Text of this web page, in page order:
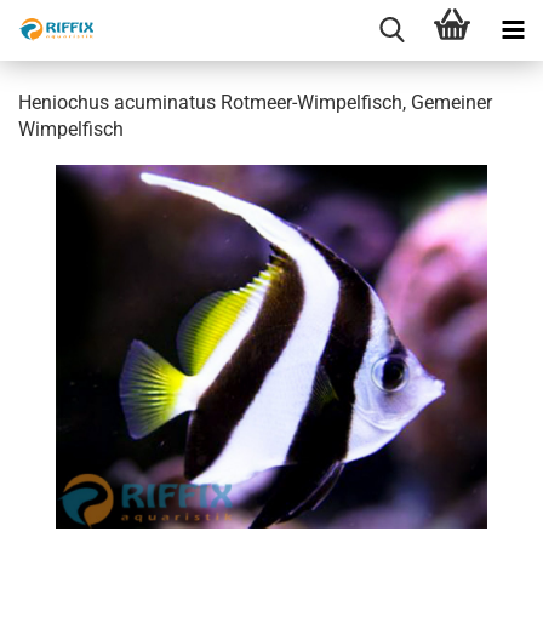
Heniochus acuminatus Rotmeer-Wimpelfisch, Gemeiner
Wimpelfisch